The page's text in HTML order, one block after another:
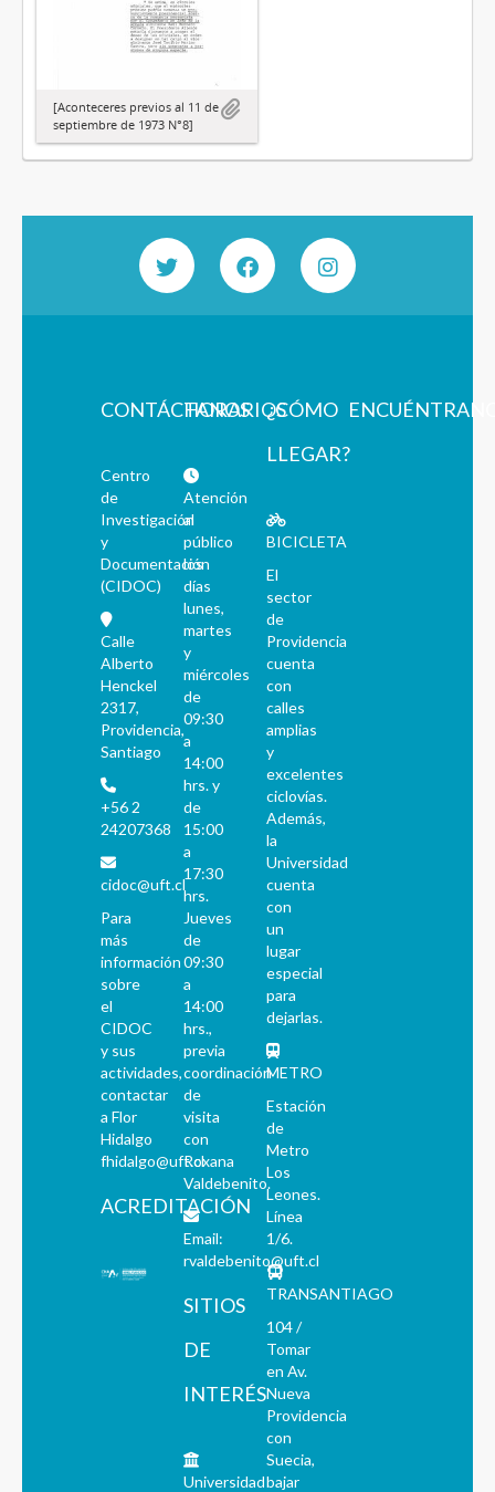
[Aconteceres previos al 11 de
septiembre de 1973 N°8]
CONTÁCTANOS
Centro
de
Investigación
y
Documentación
(CIDOC)
Calle
Alberto
Henckel
2317,
Providencia,
Santiago
+56 2
24207368
cidoc@uft.cl
Para
más
información
sobre
el
CIDOC
y sus
actividades,
contactar
a Flor
Hidalgo
fhidalgo@uft.cl
ACREDITACIÓN
HORARIOS
Atención
al
público
los
días
lunes,
martes
y
miércoles
de
09:30
a
14:00
hrs. y
de
15:00
a
17:30
hrs.
Jueves
de
09:30
a
14:00
hrs.,
previa
coordinación
de
visita
con
Roxana
Valdebenito.
Email:
rvaldebenito@uft.cl
SITIOS
DE
INTERÉS
Universidad
¿CÓMO
LLEGAR?
BICICLETA
El
sector
de
Providencia
cuenta
con
calles
amplias
y
excelentes
ciclovías.
Además,
la
Universidad
cuenta
con
un
lugar
especial
para
dejarlas.
METRO
Estación
de
Metro
Los
Leones.
Línea
1/6.
TRANSANTIAGO
104 /
Tomar
en Av.
Nueva
Providencia
con
Suecia,
bajar